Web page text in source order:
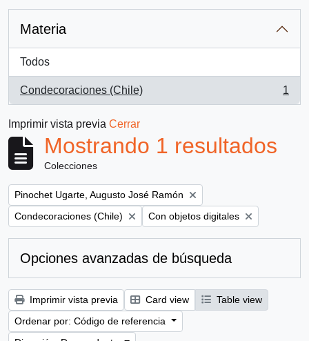
Materia
Todos
Condecoraciones (Chile)
, 1 resultados
1
Imprimir vista previa Cerrar
Mostrando 1 resultados
Colecciones
Remove filter:
Pinochet Ugarte, Augusto José Ramón
Remove filter:
Condecoraciones (Chile) Remove filter:
Con objetos digitales
Opciones avanzadas de búsqueda
Imprimir vista previa Card view
Table view
Ordenar por: Código de referencia